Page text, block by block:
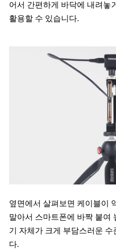
어서 간편하게 바닥에 내려놓
활용할 수 있습니다.
옆면에서 살펴보면 케이블이
말아서 스마트폰에 바짝 붙여
기 자체가 크게 부담스러운 수
다.